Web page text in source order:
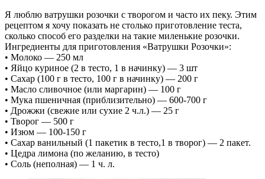
Я люблю ватрушки розочки с творогом и часто их пеку. Этим
рецептом я хочу показать не столько приготовление теста,
сколько способ его разделки на такие миленькие розочки.
Ингредиенты для приготовления «Ватрушки Розочки»:
• Молоко — 250 мл
• Яйцо куриное (2 в тесто, 1 в начинку) — 3 шт
• Сахар (100 г в тесто, 100 г в начинку) — 200 г
• Масло сливочное (или маргарин) — 100 г
• Мука пшеничная (приблизительно) — 600-700 г
• Дрожжи (свежие или сухие 2 ч.л.) — 25 г
• Творог — 500 г
• Изюм — 100-150 г
• Сахар ванильный (1 пакетик в тесто,1 в творог) — 2 пакет.
• Цедра лимона (по желанию, в тесто)
• Соль (неполная) — 1 ч. л.